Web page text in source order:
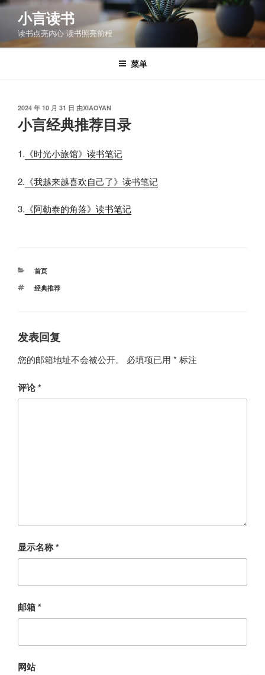
跳
容
小言读书
读书点亮内心 读书照亮前程
菜单
发
于
2024 年 10 月 31 日 由XIAOYAN
小言经典推荐目录
1. 《时光小旅馆》读书笔记
2. 《我越来越喜欢自己了》读书笔记
3. 《阿勒泰的角落》读书笔记
分
首页
标
经典推荐
发表回复
您的邮箱地址不会被公开。 必填项已用 * 标注
评论*
显示名称*
邮箱*
网站